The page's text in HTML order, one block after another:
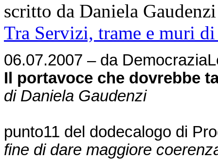
scritto da Daniela
Tra Servizi, trame e muri
06.07.2007 – da
Il portavoce che dovrebbe
di Daniela Gaudenzi
punto11 del dodecalogo di
fine di dare maggiore